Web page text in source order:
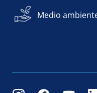
Medio